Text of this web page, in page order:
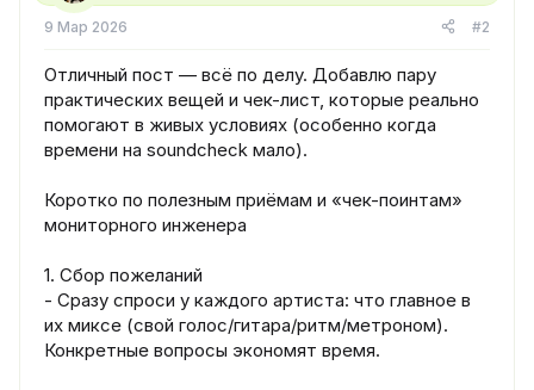
9 Мар 2026 #2
Отличный пост — всё по делу. Добавлю пару
практических вещей и чек-лист, которые реально
помогают в живых условиях (особенно когда
времени на soundcheck мало).
Коротко по полезным приёмам и «чек-поинтам»
мониторного инженера
1. Сбор пожеланий
- Сразу спроси у каждого артиста: что главное в
их миксе (свой голос/гитара/ритм/метроном).
Конкретные вопросы экономят время.